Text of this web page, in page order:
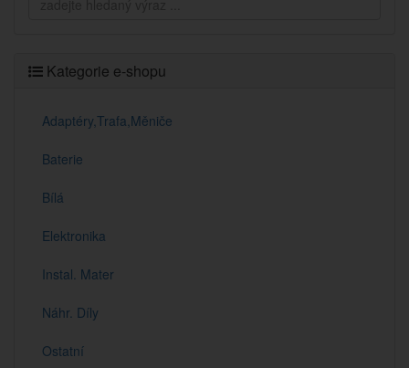
Kategorie e-shopu
Adaptéry,Trafa,Měniče
Baterie
Bílá
Elektronika
Instal. Mater
Náhr. Díly
Ostatní